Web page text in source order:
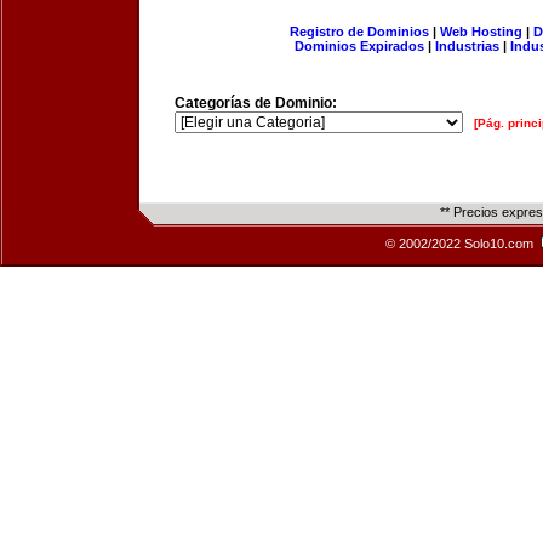
Registro de Dominios| Web Hosting |
Dominios Expirados | Industrias |
Categorías de Dominio:
[Pág.
** Precios
© 2002/2022 Solo10.com